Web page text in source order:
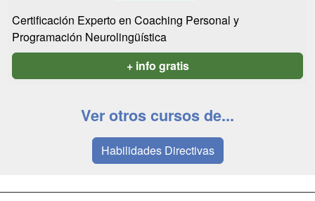
Certificación Experto en Coaching Personal y
Programación Neurolingüística
+ info gratis
Ver otros cursos de...
Habilidades Directivas